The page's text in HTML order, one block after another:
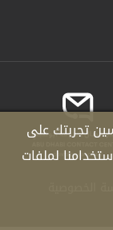
تجربتك على
لملفات